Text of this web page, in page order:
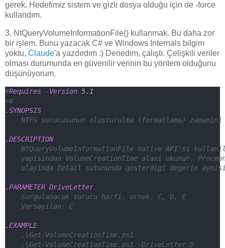
gerek. Hedefimiz sistem ve gizli dosya olduğu için de -force
kullandım.
3. NtQueryVolumeInformationFile() kullanmak. Bu daha zor
bir işlem. Bunu yazacak C# ve Windows Internals bilgim
yoktu, Claude'a yazdırdım :) Denedim, çalıştı. Çelişkili veriler
olması durumunda en güvenilir verinin bu yöntem olduğunu
düşünüyorum.
#Requires -Version 5.1
<#
.SYNOPSIS
NTFS surucusunun olusturulma (formatlama)
.DESCRIPTION
NtQueryVolumeInformationFile native API'si
yapisindan VolumeCreationTime alani okunur.
olayinda Detail sutununda gosterdigi degerin
.PARAMETER DriveLetter
Sorgulanacak surucu harfi. ornek: C, D, E
Varsayilan: C
.EXAMPLE
.\Get-VolumeCreationTime.ps1
.\Get-VolumeCreationTime.ps1 -DriveLetter D